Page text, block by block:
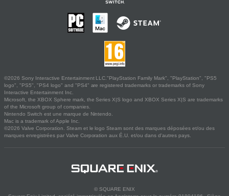
©2026 Sony Interactive Entertainment LLC."PlayStation Family Mark", "PlayStation", "PS5
logo", "PS5", "PS4 logo" and "PS4" are registered trademarks or trademarks of Sony
Interactive Entertainment Inc.
Microsoft, the XBOX Sphere mark, the Series X|S logo and XBOX Series X|S are trademarks
of the Microsoft group of companies.
Nintendo Switch est une marque de Nintendo.
Mac is a trademark of Apple Inc.
©2026 Valve Corporation. Steam et le logo Steam sont des marques déposées et/ou des
marques enregistrées par Valve Corporation aux É.U. et/ou dans d'autres pays.
© SQUARE ENIX